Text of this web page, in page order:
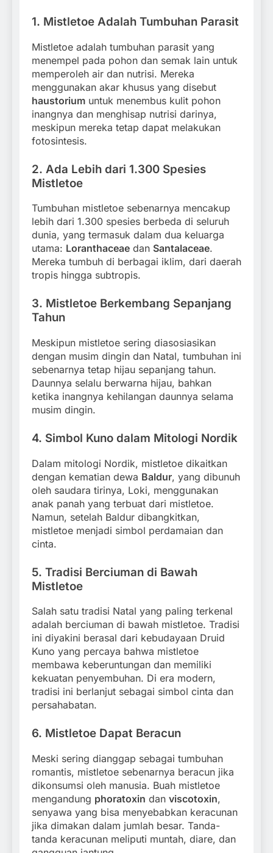
1. Mistletoe Adalah Tumbuhan Parasit
Mistletoe adalah tumbuhan parasit yang
menempel pada pohon dan semak lain untuk
memperoleh air dan nutrisi. Mereka
menggunakan akar khusus yang disebut
haustorium untuk menembus kulit pohon
inangnya dan menghisap nutrisi darinya,
meskipun mereka tetap dapat melakukan
fotosintesis.
2. Ada Lebih dari 1.300 Spesies
Mistletoe
Tumbuhan mistletoe sebenarnya mencakup
lebih dari 1.300 spesies berbeda di seluruh
dunia, yang termasuk dalam dua keluarga
utama: Loranthaceae dan Santalaceae.
Mereka tumbuh di berbagai iklim, dari daerah
tropis hingga subtropis.
3. Mistletoe Berkembang Sepanjang
Tahun
Meskipun mistletoe sering diasosiasikan
dengan musim dingin dan Natal, tumbuhan ini
sebenarnya tetap hijau sepanjang tahun.
Daunnya selalu berwarna hijau, bahkan
ketika inangnya kehilangan daunnya selama
musim dingin.
4. Simbol Kuno dalam Mitologi Nordik
Dalam mitologi Nordik, mistletoe dikaitkan
dengan kematian dewa Baldur, yang dibunuh
oleh saudara tirinya, Loki, menggunakan
anak panah yang terbuat dari mistletoe.
Namun, setelah Baldur dibangkitkan,
mistletoe menjadi simbol perdamaian dan
cinta.
5. Tradisi Berciuman di Bawah
Mistletoe
Salah satu tradisi Natal yang paling terkenal
adalah berciuman di bawah mistletoe. Tradisi
ini diyakini berasal dari kebudayaan Druid
Kuno yang percaya bahwa mistletoe
membawa keberuntungan dan memiliki
kekuatan penyembuhan. Di era modern,
tradisi ini berlanjut sebagai simbol cinta dan
persahabatan.
6. Mistletoe Dapat Beracun
Meski sering dianggap sebagai tumbuhan
romantis, mistletoe sebenarnya beracun jika
dikonsumsi oleh manusia. Buah mistletoe
mengandung phoratoxin dan viscotoxin,
senyawa yang bisa menyebabkan keracunan
jika dimakan dalam jumlah besar. Tanda-
tanda keracunan meliputi muntah, diare, dan